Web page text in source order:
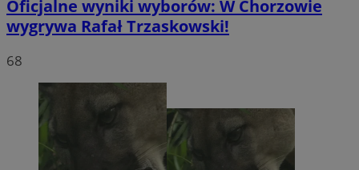
Oficjalne wyniki wyborów: W Chorzowie
wygrywa Rafał Trzaskowski!
68